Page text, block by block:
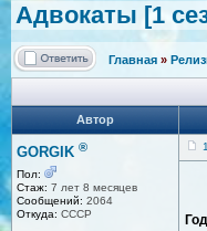
Адвокаты [1
Главная »
Автор
GORGIK ®
Пол:
Стаж: 7 лет 8 месяцев
Сообщений: 2064
Откуда: СССР